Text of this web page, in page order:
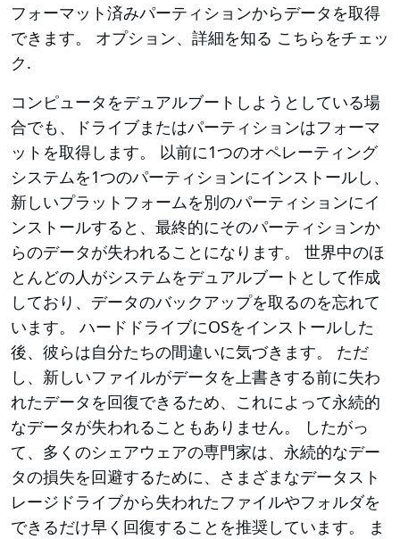
フォーマット済みパーティションからデータを取得
できます。 オプション、詳細を知る こちらをチェッ
ク.
コンピュータをデュアルブートしようとしている場
合でも、ドライブまたはパーティションはフォーマ
ットを取得します。 以前に1つのオペレーティング
システムを1つのパーティションにインストールし、
新しいプラットフォームを別のパーティションにイ
ンストールすると、最終的にそのパーティションか
らのデータが失われることになります。 世界中のほ
とんどの人がシステムをデュアルブートとして作成
しており、データのバックアップを取るのを忘れて
います。 ハードドライブにOSをインストールした
後、彼らは自分たちの間違いに気づきます。 ただ
し、新しいファイルがデータを上書きする前に失わ
れたデータを回復できるため、これによって永続的
なデータが失われることもありません。 したがっ
て、多くのシェアウェアの専門家は、永続的なデー
タの損失を回避するために、さまざまなデータスト
レージドライブから失われたファイルやフォルダを
できるだけ早く回復することを推奨しています。 ま